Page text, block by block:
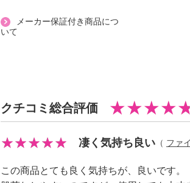
合成香料不使用、ノンアルコール、タール
合成香料不使用、ノンアルコール、タール
【セラミルク（美容液）・１回分】
＜配合／無配合表示＞
外線吸収剤不使用
メーカー保証付き商品につ
いて
クチコミ総合評価
凄く気持ち良い （ ファ
この商品とても良く気持ちが、良いです。